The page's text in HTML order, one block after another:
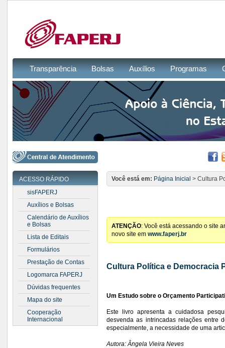
Transparência Bolsas Auxílios Programas
ACESSO RÁPIDO
sisFAPERJ
Auxílios e Bolsas
Calendário de Auxílios
e Bolsas
Lista de Editais
Formulários
Prestação de Contas
Logomarca FAPERJ
Dúvidas frequentes
Mapa do site
Cooperação
Internacional
Você está em: Página Inicial > Cultura
ATENÇÃO: Você está acessando o site
novo site em www.faperj.br
Cultura Política e Democracia
Um Estudo sobre o Orçamento
Este livro apresenta a cuidadosa
desvenda as intrincadas relações entre
especialmente, a necessidade de uma
Autora: Ângela Vieira Neves